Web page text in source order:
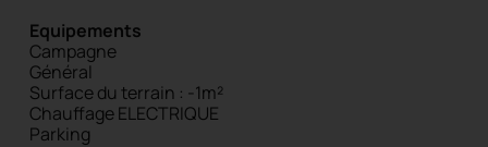
Equipements
Campagne
Général
Surface du terrain : -1m²
Chauffage ELECTRIQUE
Parking